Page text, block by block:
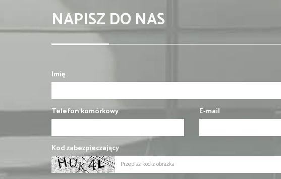
NAPISZ DO NAS
Imię
Telefon komórkowy E-mail
Kod zabezpieczający